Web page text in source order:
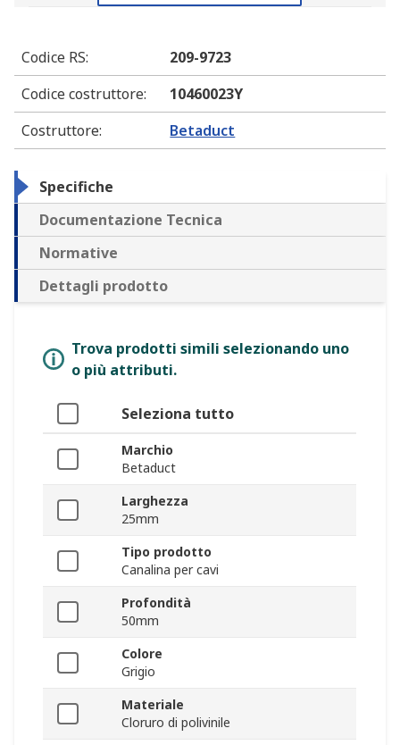
Codice RS:
209-9723
Codice costruttore:
10460023Y
Costruttore: Betaduct
Specifiche
Documentazione Tecnica
Normative
Dettagli prodotto
Trova prodotti simili selezionando uno
o più attributi.
Seleziona tutto
Marchio
Betaduct
Larghezza
25mm
Tipo prodotto
Canalina per cavi
Profondità
50mm
Colore
Grigio
Materiale
Cloruro di polivinile